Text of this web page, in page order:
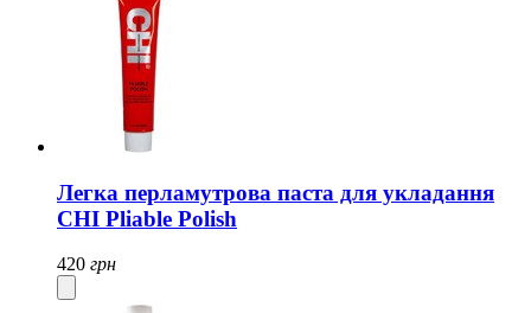
Легка перламутрова паста для укладання
CHI Pliable Polish
420 грн